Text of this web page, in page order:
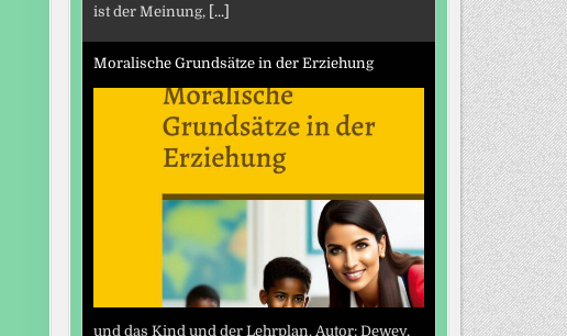
ist der Meinung, [...]
Moralische Grundsätze in der Erziehung
und das Kind und der Lehrplan. Autor: Dewey,